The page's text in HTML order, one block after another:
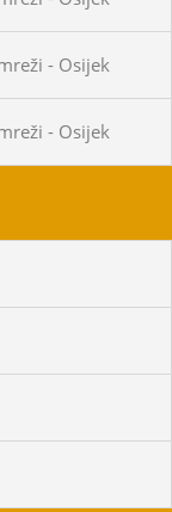
- Osijek
- Osijek